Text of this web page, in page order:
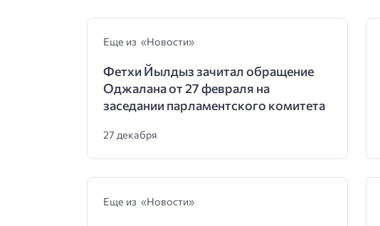
Еще из «Новости»
Фетхи Йылдыз зачитал обращение
Оджалана от 27 февраля на
заседании парламентского комитета
27 декабря
Еще из «Новости»